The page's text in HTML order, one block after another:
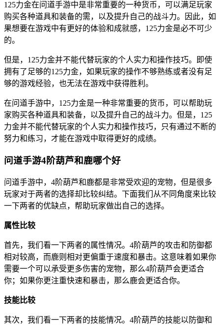
125力金在问道手游中是非常重要的一种货币，可以满足玩家
购买各种道具和装备的需，以及提升自己的战斗力。因此，如
果想要在游戏中有更好的体验和成就感，125力金是必不可少
的。
但是，125力金并不能代替玩家的个人实力和操作技巧。即使
拥有了足够的125力金，如果玩家的操作不够熟练或者没有足
够的游戏经验，也无法在游戏中获得胜利。
在问道手游中，125力金是一种非常重要的货币，可以帮助玩
家购买各种道具和装备，以及提升自己的战斗力。但是，125
力金并不能代替玩家的个人实力和操作技巧，只有通过不断的
努力和练习，才能在游戏中取得更好的成绩。
问道手游4阶葫芦和鹿哪个好
问道手游中，4阶葫芦和鹿都是非常受欢迎的宠物，但是很多
玩家对于两者的选择却比较纠结。下面我们从不同角度来比较
一下两者的优缺点，帮助玩家做出自己的选择。
属性比较
首先，我们看一下两者的属性情况。4阶葫芦的攻击和防御都
相对较高，而鹿则相对更偏重于速度和暴击。这意味着如果你
需要一个可以承受更多伤害的宠物，那么4阶葫芦会更适合
你；如果你更注重快速和暴击，那么鹿会更适合你。
技能比较
其次，我们看一下两者的技能情况。4阶葫芦的技能以防御和